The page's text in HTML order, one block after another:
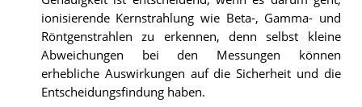
ionisierende Kernstrahlung wie Beta-, Gamma- und
Röntgenstrahlen zu erkennen, denn selbst kleine
Abweichungen bei den Messungen können
erhebliche Auswirkungen auf die Sicherheit und die
Entscheidungsfindung haben.